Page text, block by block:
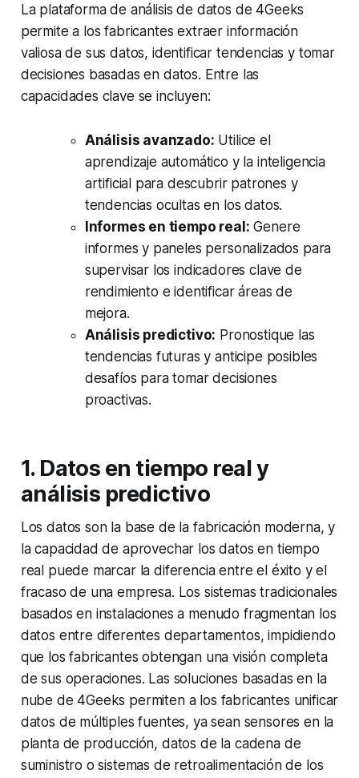
La plataforma de análisis de datos de 4Geeks
permite a los fabricantes extraer información
valiosa de sus datos, identificar tendencias y tomar
decisiones basadas en datos. Entre las
capacidades clave se incluyen:
Análisis avanzado: Utilice el
aprendizaje automático y la inteligencia
artificial para descubrir patrones y
tendencias ocultas en los datos.
Informes en tiempo real: Genere
informes y paneles personalizados para
supervisar los indicadores clave de
rendimiento e identificar áreas de
mejora.
Análisis predictivo: Pronostique las
tendencias futuras y anticipe posibles
desafíos para tomar decisiones
proactivas.
1. Datos en tiempo real y
análisis predictivo
Los datos son la base de la fabricación moderna, y
la capacidad de aprovechar los datos en tiempo
real puede marcar la diferencia entre el éxito y el
fracaso de una empresa. Los sistemas tradicionales
basados en instalaciones a menudo fragmentan los
datos entre diferentes departamentos, impidiendo
que los fabricantes obtengan una visión completa
de sus operaciones. Las soluciones basadas en la
nube de 4Geeks permiten a los fabricantes unificar
datos de múltiples fuentes, ya sean sensores en la
planta de producción, datos de la cadena de
suministro o sistemas de retroalimentación de los